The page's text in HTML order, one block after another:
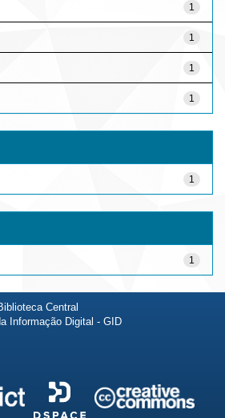
1
1
1
1
1
1
Central
Informação Digital - GID